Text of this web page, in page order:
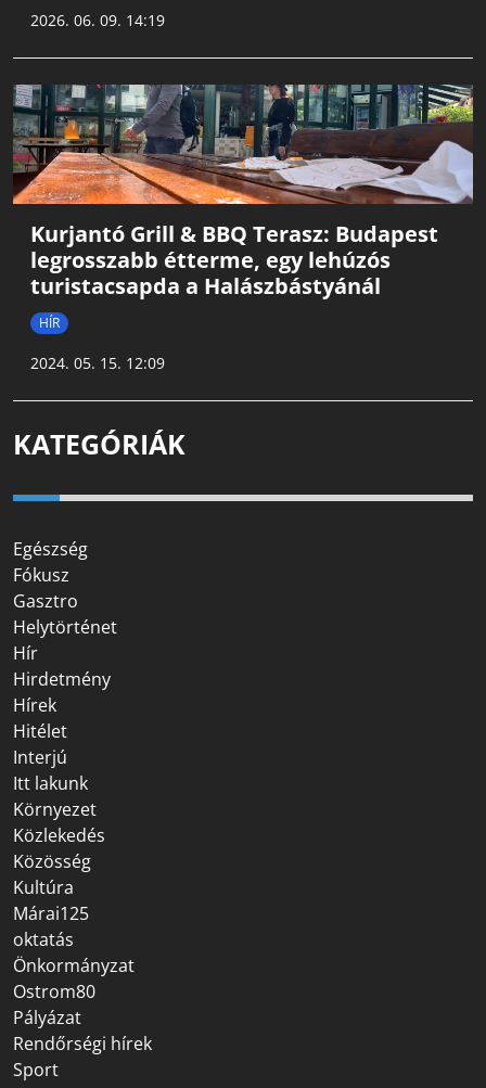
2026. 06. 09. 14:19
Kurjantó Grill & BBQ Terasz: Budapest
legrosszabb étterme, egy lehúzós
turistacsapda a Halászbástyánál
HÍR
2024. 05. 15. 12:09
KATEGÓRIÁK
Egészség
Fókusz
Gasztro
Helytörténet
Hír
Hirdetmény
Hírek
Hitélet
Interjú
Itt lakunk
Környezet
Közlekedés
Közösség
Kultúra
Márai125
oktatás
Önkormányzat
Ostrom80
Pályázat
Rendőrségi hírek
Sport